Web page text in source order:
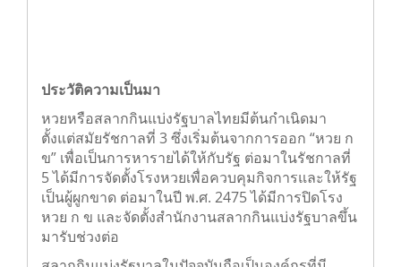
ประวัติความเป็นมา
หวยหรือสลากกินแบ่งรัฐบาลไทยมีต้นกำเนิดมา
ตั้งแต่สมัยรัชกาลที่ 3 ซึ่งเริ่มต้นจากการออก “หวย ก
ข” เพื่อเป็นการหารายได้ให้กับรัฐ ต่อมาในรัชกาลที่
5 ได้มีการจัดตั้งโรงหวยเพื่อควบคุมกิจการและให้รัฐ
เป็นผู้ผูกขาด ต่อมาในปี พ.ศ. 2475 ได้มีการปิดโรง
หวย ก ข และจัดตั้งสำนักงานสลากกินแบ่งรัฐบาลขึ้น
มารับช่วงต่อ